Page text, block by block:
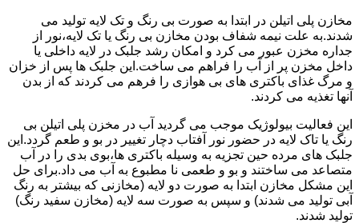
مخازن پلی اتیلن در ابتدا به صورت بی رنگ و تک لایه تولید می
شدند.به علت نیمه شفاف بودن مخازن بی رنگ یا تک لایه،نور از
جداره مخزن عبور می کرد و امکان رشد جلبک در لایه داخلی یا
داخل مخزن پر از آب را فراهم می ساخت.این جلبک ها پس از خزان
و مرگ غذای باکتری های بی هوازی را فرهم می کردند که از بدن
آنها تغذیه می کردند.
این فعالیت بیولوژیک موجب می گردید آب در مخزن پلی اتیلن بی
رنگ یا تاک لایه در حضور نور آفتاب دچار تغییر در بو و طعم گردد.این
جلبک های مرده حین تجزیه به وسیله باکتری ها،بوی بدی را در آب
متصاعد می ساختند و بو و طعمی نا مطبوع به آب می داد.برای حل
این مشکل مخازن ابتدا به صورت دو لایه (مخازنی که بیشتر به رنگ
آبی تولید می شدند) و سپس به صورت سه لایه (مخازن سفید رنگ)
تولید شدند.